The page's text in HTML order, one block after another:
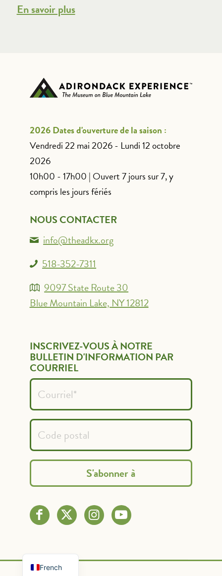
En savoir plus
2026 Dates d'ouverture de la saison :
Vendredi 22 mai 2026 - Lundi 12 octobre
2026
10h00 - 17h00 | Ouvert 7 jours sur 7, y
compris les jours fériés
NOUS CONTACTER
info@theadkx.org
518-352-7311
9097 State Route 30
Blue Mountain Lake, NY 12812
INSCRIVEZ-VOUS À NOTRE
BULLETIN D'INFORMATION PAR
COURRIEL
French